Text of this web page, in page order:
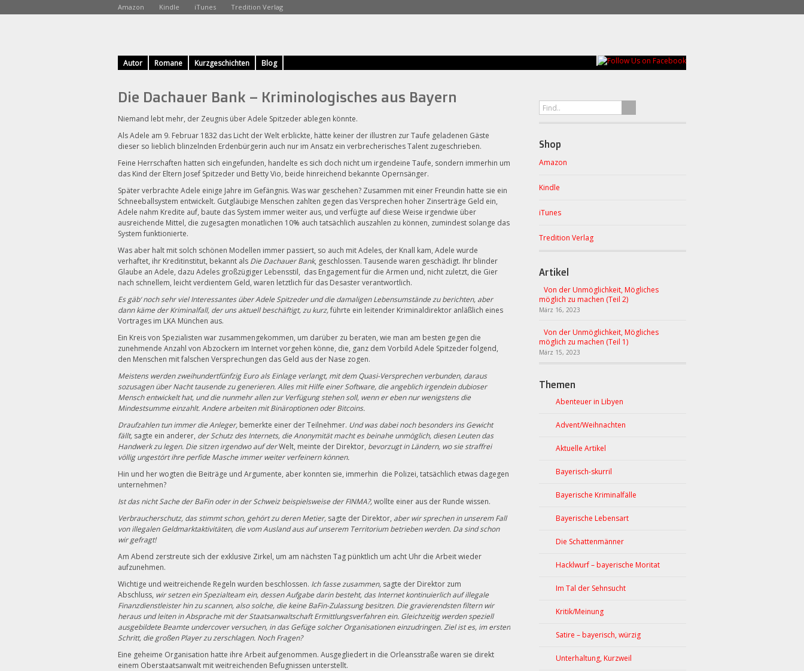
Amazon Kindle iTunes Tredition Verlag
Autor Romane Kurzgeschichten Blog
Die Dachauer Bank – Kriminologisches aus Bayern
Niemand lebt mehr, der Zeugnis über Adele Spitzeder ablegen könnte.
Als Adele am 9. Februar 1832 das Licht der Welt erblickte, hätte keiner der illustren zur Taufe geladenen Gäste
dieser so lieblich blinzelnden Erdenbürgerin auch nur im Ansatz ein verbrecherisches Talent zugeschrieben.
Feine Herrschaften hatten sich eingefunden, handelte es sich doch nicht um irgendeine Taufe, sondern immerhin um
das Kind der Eltern Josef Spitzeder und Betty Vio, beide hinreichend bekannte Opernsänger.
Später verbrachte Adele einige Jahre im Gefängnis. Was war geschehen? Zusammen mit einer Freundin hatte sie ein
Schneeballsystem entwickelt. Gutgläubige Menschen zahlten gegen das Versprechen hoher Zinserträge Geld ein,
Adele nahm Kredite auf, baute das System immer weiter aus, und verfügte auf diese Weise irgendwie über
ausreichende Mittel, die zugesagten monatlichen 10% auch tatsächlich auszahlen zu können, zumindest solange das
System funktionierte.
Was aber halt mit solch schönen Modellen immer passiert, so auch mit Adeles, der Knall kam, Adele wurde
verhaftet, ihr Kreditinstitut, bekannt als Die Dachauer Bank, geschlossen. Tausende waren geschädigt. Ihr blinder
Glaube an Adele, dazu Adeles großzügiger Lebensstil, das Engagement für die Armen und, nicht zuletzt, die Gier
nach schnellem, leicht verdientem Geld, waren letztlich für das Desaster verantwortlich.
Es gäb‘ noch sehr viel Interessantes über Adele Spitzeder und die damaligen Lebensumstände zu berichten, aber
dann käme der Kriminalfall, der uns aktuell beschäftigt, zu kurz,führte ein leitender Kriminaldirektor anläßlich eines
Vortrages im LKA München aus.
Ein Kreis von Spezialisten war zusammengekommen, um darüber zu beraten, wie man am besten gegen die
zunehmende Anzahl von Abzockern im Internet vorgehen könne, die, ganz dem Vorbild Adele Spitzeder folgend,
den Menschen mit falschen Versprechungen das Geld aus der Nase zogen.
Meistens werden zweihundertfünfzig Euro als Einlage verlangt, mit dem Quasi-Versprechen verbunden, daraus
sozusagen über Nacht tausende zu generieren. Alles mit Hilfe einer Software, die angeblich irgendein dubioser
Mensch entwickelt hat, und die nunmehr allen zur Verfügung stehen soll, wenn er eben nur wenigstens die
Mindestsumme einzahlt. Andere arbeiten mit Binäroptionen oder Bitcoins.
Draufzahlen tun immer die Anleger, bemerkte einer der Teilnehmer. Und was dabei noch besonders ins Gewicht
fällt, sagte ein anderer, der Schutz des Internets, die Anonymität macht es beinahe unmöglich, diesen Leuten das
Handwerk zu legen. Die sitzen irgendwo auf derWelt, meinte der Direktor, bevorzugt in Ländern, wo sie straffrei
völlig ungestört ihre perfide Masche immer weiter verfeinern können.
Hin und her wogten die Beiträge und Argumente, aber konnten sie, immerhin die Polizei, tatsächlich etwas dagegen
unternehmen?
Ist das nicht Sache der BaFin oder in der Schweiz beispielsweise der FINMA?,wollte einer aus der Runde wissen.
Verbraucherschutz, das stimmt schon, gehört zu deren Metier, sagte der Direktor, aber wir sprechen in unserem Fall
von illegalen Geldmarktaktivitäten, die vom Ausland aus auf unserem Territorium betrieben werden. Da sind schon
wir gefragt!
Am Abend zerstreute sich der exklusive Zirkel, um am nächsten Tag pünktlich um acht Uhr die Arbeit wieder
aufzunehmen.
Wichtige und weitreichende Regeln wurden beschlossen. Ich fasse zusammen, sagte der Direktor zum
Abschluss, wir setzen ein Spezialteam ein, dessen Aufgabe darin besteht, das Internet kontinuierlich auf illegale
Finanzdienstleister hin zu scannen, also solche, die keine BaFin-Zulassung besitzen. Die gravierendsten filtern wir
heraus und leiten in Absprache mit der Staatsanwaltschaft Ermittlungsverfahren ein. Gleichzeitig werden speziell
ausgebildete Beamte undercover versuchen, in das Gefüge solcher Organisationen einzudringen. Ziel ist es, im ersten
Schritt, die großen Player zu zerschlagen. Noch Fragen?
Eine geheime Organisation hatte ihre Arbeit aufgenommen. Ausgegliedert in die Orleansstraße waren sie direkt
einem Oberstaatsanwalt mit weitreichenden Befugnissen unterstellt.
Shop
Amazon
Kindle
iTunes
Tredition Verlag
Artikel
Von der Unmöglichkeit, Mögliches
möglich zu machen (Teil 2)
März 16, 2023
Von der Unmöglichkeit, Mögliches
möglich zu machen (Teil 1)
März 15, 2023
Themen
Abenteuer in Libyen
Advent/Weihnachten
Aktuelle Artikel
Bayerisch-skurril
Bayerische Kriminalfälle
Bayerische Lebensart
Die Schattenmänner
Hacklwurf – bayerische Moritat
Im Tal der Sehnsucht
Kritik/Meinung
Satire – bayerisch, würzig
Unterhaltung, Kurzweil